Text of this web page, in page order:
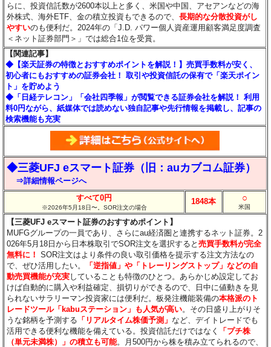
らに、投資信託数が2600本以上と多く、米国や中国、アセアンなどの海
外株式、海外ETF、金の積立投資もできるので、長期的な分散投資がし
やすいのも便利だ。2024年の「J.D. パワー個人資産運用顧客満足度調査
＜ネット証券部門＞」では総合1位を受賞。
【関連記事】
◆【楽天証券の特徴とおすすめポイントを解説！】売買手数料が安く、
初心者にもおすすめの証券会社！ 取引や投資信託の保有で「楽天ポイン
ト」を貯めよう
◆「日経テレコン」「会社四季報」が閲覧できる証券会社を解説！ 利用
料0円ながら、紙媒体では読めない独自記事や先行情報を掲載し、記事の
検索機能も充実
◆三菱UFJ eスマート証券（旧：auカブコム証券）
⇒詳細情報ページへ
すべて0円
※2026年5月18日〜。SOR注文の場合
1848本 ○
米国
【三菱UFJ eスマート証券のおすすめポイント】
MUFGグループの一員であり、さらにau経済圏と連携するネット証券。2
026年5月18日から日本株取引でSOR注文を選択すると売買手数料が完全
無料に！ SOR注文はより条件の良い取引価格を提示する注文方法なの
で、ぜひ活用したい。
「逆指値」や「トレーリングストップ」などの自
動売買機能が充実していることも特徴のひとつ。あらかじめ設定してお
けば自動的に購入や利益確定、損切りができるので、日中に値動きを見
られないサラリーマン投資家には便利だ。板発注機能装備の本格派のト
レードツール「kabuステーション」も人気が高い。その日盛り上がりそ
うな銘柄を予測する 「リアルタイム株価予測」 など、デイトレードでも
活用できる便利な機能を備えている。投資信託だけではなく
「プチ株
（単元未満株）」の積立も可能。月500円から株を積み立てられるので、